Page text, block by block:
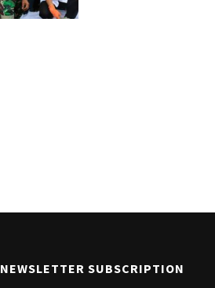
NEWSLETTER SUBSCRIPTION